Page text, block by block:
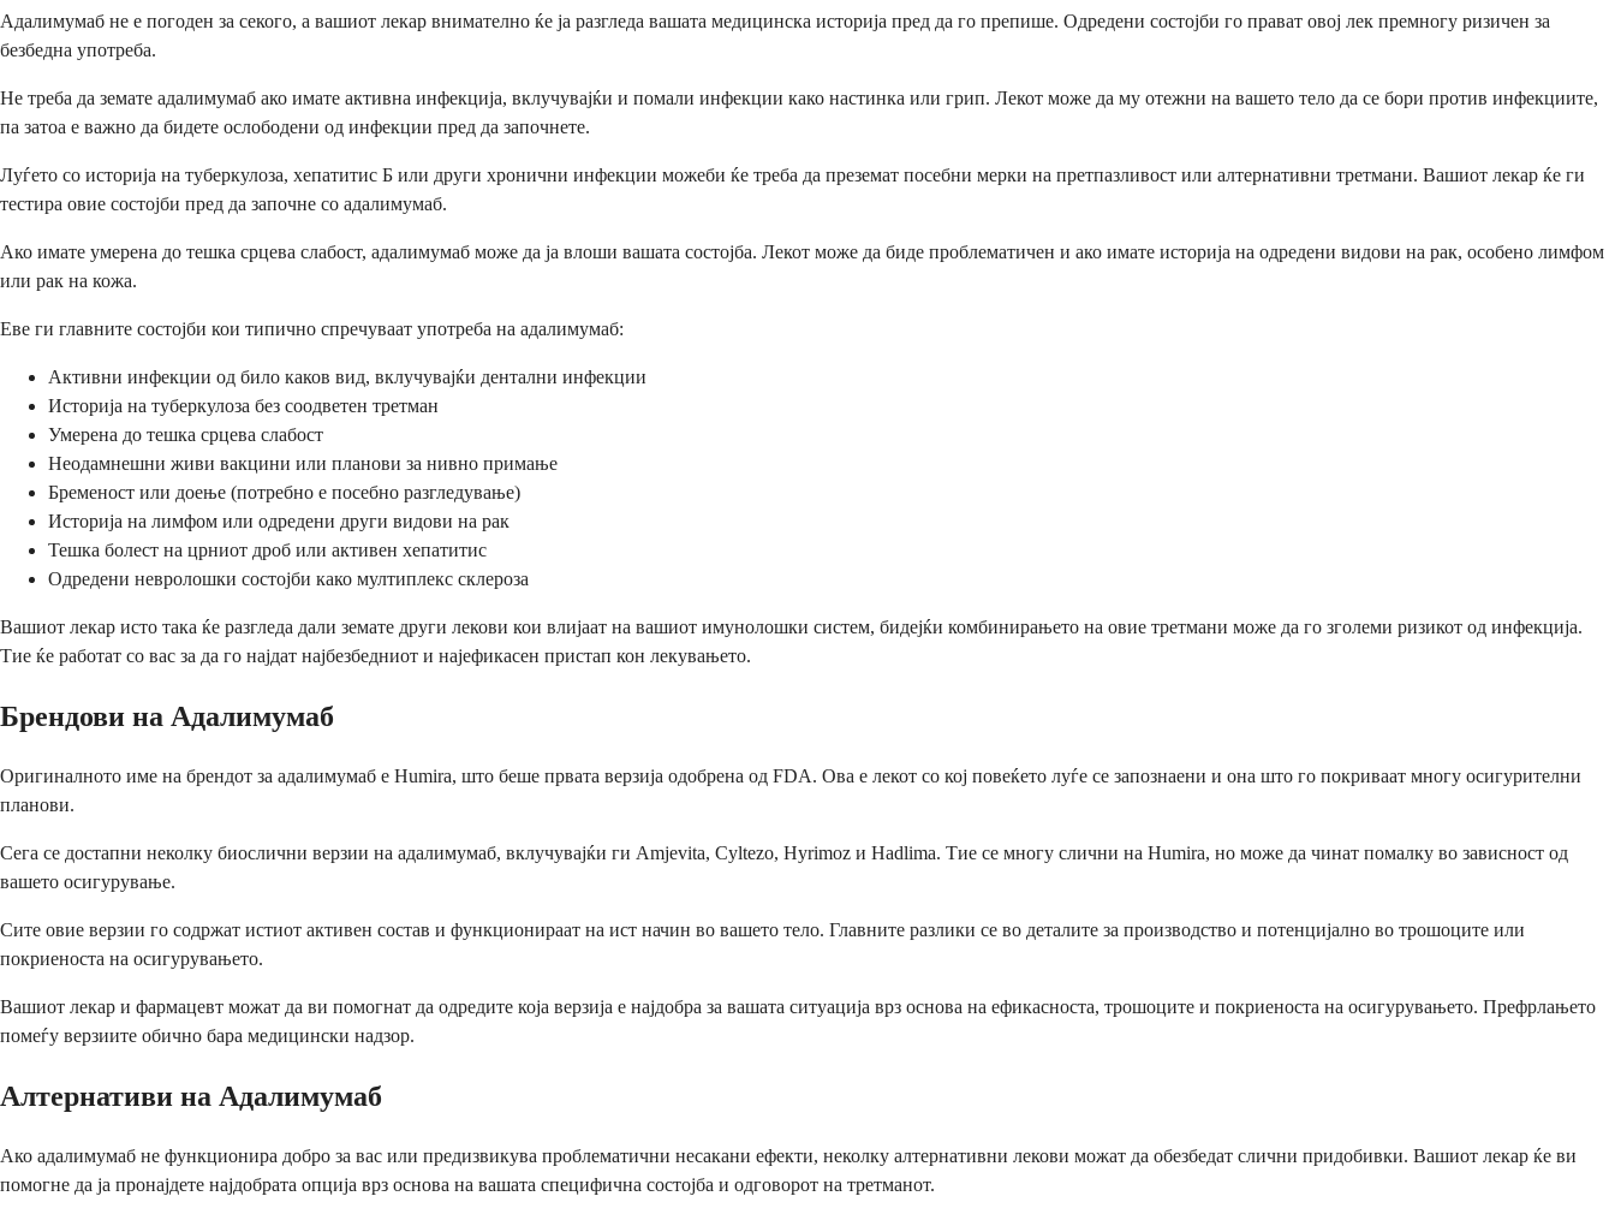
Адалимумаб не е погоден за секого, а вашиот лекар внимателно ќе ја разгледа вашата медицинска историја пред да го препише. Одредени состојби го прават овој лек премногу ризичен за
безбедна употреба.
Не треба да земате адалимумаб ако имате активна инфекција, вклучувајќи и помали инфекции како настинка или грип. Лекот може да му отежни на вашето тело да се бори против инфекциите,
па затоа е важно да бидете ослободени од инфекции пред да започнете.
Луѓето со историја на туберкулоза, хепатитис Б или други хронични инфекции можеби ќе треба да преземат посебни мерки на претпазливост или алтернативни третмани. Вашиот лекар ќе ги
тестира овие состојби пред да започне со адалимумаб.
Ако имате умерена до тешка срцева слабост, адалимумаб може да ја влоши вашата состојба. Лекот може да биде проблематичен и ако имате историја на одредени видови на рак, особено лимфом
или рак на кожа.
Еве ги главните состојби кои типично спречуваат употреба на адалимумаб:
Активни инфекции од било каков вид, вклучувајќи дентални инфекции
Историја на туберкулоза без соодветен третман
Умерена до тешка срцева слабост
Неодамнешни живи вакцини или планови за нивно примање
Бременост или доење (потребно е посебно разгледување)
Историја на лимфом или одредени други видови на рак
Тешка болест на црниот дроб или активен хепатитис
Одредени невролошки состојби како мултиплекс склероза
Вашиот лекар исто така ќе разгледа дали земате други лекови кои влијаат на вашиот имунолошки систем, бидејќи комбинирањето на овие третмани може да го зголеми ризикот од инфекција.
Тие ќе работат со вас за да го најдат најбезбедниот и најефикасен пристап кон лекувањето.
Брендови на Адалимумаб
Оригиналното име на брендот за адалимумаб е Humira, што беше првата верзија одобрена од FDA. Ова е лекот со кој повеќето луѓе се запознаени и она што го покриваат многу осигурителни
планови.
Сега се достапни неколку биослични верзии на адалимумаб, вклучувајќи ги Amjevita, Cyltezo, Hyrimoz и Hadlima. Тие се многу слични на Humira, но може да чинат помалку во зависност од
вашето осигурување.
Сите овие верзии го содржат истиот активен состав и функционираат на ист начин во вашето тело. Главните разлики се во деталите за производство и потенцијално во трошоците или
покриеноста на осигурувањето.
Вашиот лекар и фармацевт можат да ви помогнат да одредите која верзија е најдобра за вашата ситуација врз основа на ефикасноста, трошоците и покриеноста на осигурувањето. Префрлањето
помеѓу верзиите обично бара медицински надзор.
Алтернативи на Адалимумаб
Ако адалимумаб не функционира добро за вас или предизвикува проблематични несакани ефекти, неколку алтернативни лекови можат да обезбедат слични придобивки. Вашиот лекар ќе ви
помогне да ја пронајдете најдобрата опција врз основа на вашата специфична состојба и одговорот на третманот.